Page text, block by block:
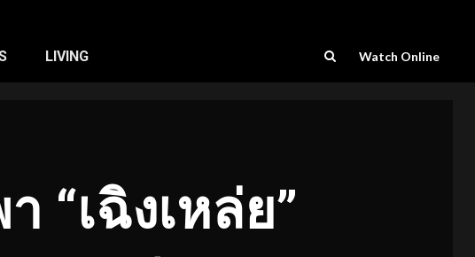
LIVING Watch Online
“เฉิงเหล่ย”